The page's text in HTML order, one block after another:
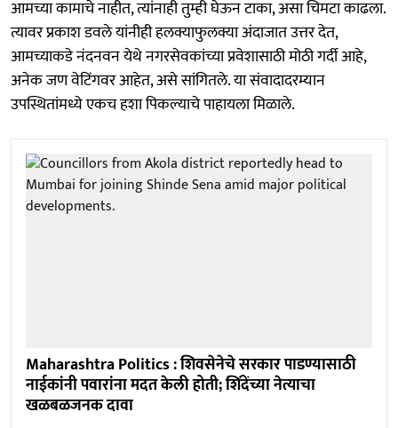
आमच्या कामाचे नाहीत, त्यांनाही तुम्ही घेऊन टाका, असा चिमटा काढला.
त्यावर प्रकाश डवले यांनीही हलक्याफुलक्या अंदाजात उत्तर देत,
आमच्याकडे नंदनवन येथे नगरसेवकांच्या प्रवेशासाठी मोठी गर्दी आहे,
अनेक जण वेटिंगवर आहेत, असे सांगितले. या संवादादरम्यान
उपस्थितांमध्ये एकच हशा पिकल्याचे पाहायला मिळाले.
Maharashtra Politics : शिवसेनेचे सरकार पाडण्यासाठी
नाईकांनी पवारांना मदत केली होती; शिंदेंच्या नेत्याचा
खळबळजनक दावा